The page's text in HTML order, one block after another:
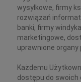
wysyłkowe, firmy
rozwiązań
banki, firmy
marketingowe,
uprawnione organy
Każdemu
dostępu do swoich